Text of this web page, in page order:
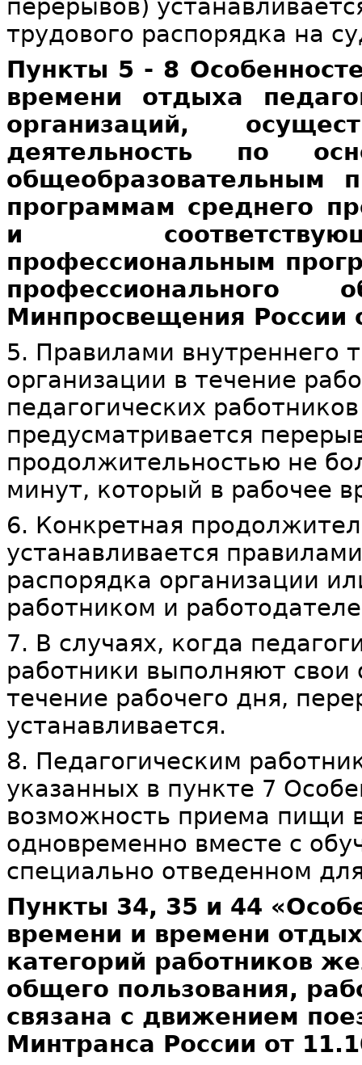
перерывов)
трудового распорядка на
Пункты 5 - 8
времени отдыха
организаций,
деятельность по
общеобразовательным
программам среднего
и
профессиональным
Минпросвещения России
5. Правилами внутреннего
организации в течение
педагогических
предусматривается
продолжительностью не
минут, который в рабочее
6. Конкретная
устанавливается
распорядка организации
работником и
7. В случаях, когда
работники выполняют свои
течение рабочего дня,
устанавливается.
8. Педагогическим
указанных в пункте 7
возможность приема пищи
одновременно вместе с
специально отведенном
Пункты 34, 35 и 44
времени и времени
категорий работников
общего пользования,
связана с движением
Минтранса России от